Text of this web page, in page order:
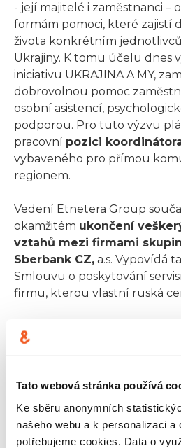
Tato webová stránka používá
Ke sběru anonymních
našeho webu a k personalizaci a
potřebujeme cookies. Data o
- její majitelé i zaměstnanci –
formám pomoci, které zajistí
života konkrétním
Ukrajiny. K tomu účelu dnes
iniciativu UKRAJINA A MY,
dobrovolnou pomoc
osobní asistencí,
podporou. Pro tuto výzvu
pracovní pozici
vybaveného pro přímou
regionem.
Vedení Etnetera Group
okamžitém ukončení
vztahů mezi firmami
Sberbank CZ, a.s. Vypovídá
Smlouvu o poskytování
firmu, kterou vlastní ruská
O Etnetera Group, a.s.:
Společnost Etnetera Group
Activate aEtnetera Sense
klientů při rozvoji digitální